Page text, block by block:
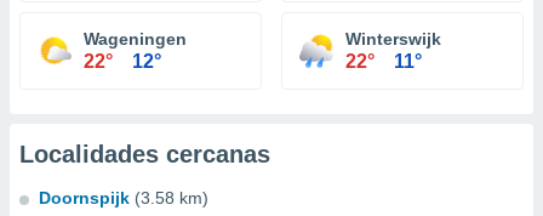
Wageningen
22° 12°
Winterswijk
22° 11°
Localidades cercanas
Doornspijk (3.58 km)